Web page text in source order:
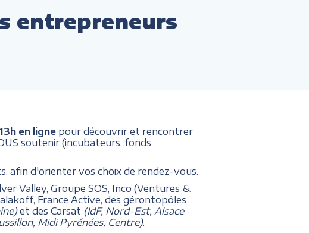
entrepreneurs
en lignepour découvrir et rencontrer
soutenir (incubateurs, fonds
afin d'orienter vos choix de rendez-vous.
Valley, Groupe SOS, Inco (Ventures &
France Active, des gérontopôles
et des Carsat (IdF, Nord-Est, Alsace
Midi Pyrénées, Centre).